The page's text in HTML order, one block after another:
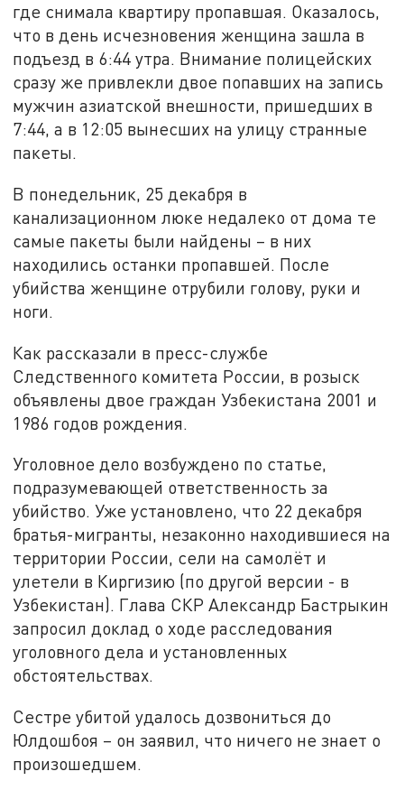
где снимала квартиру пропавшая. Оказалось,
что в день исчезновения женщина зашла в
подъезд в 6:44 утра. Внимание полицейских
сразу же привлекли двое попавших на запись
мужчин азиатской внешности, пришедших в
7:44, а в 12:05 вынесших на улицу странные
пакеты.
В понедельник, 25 декабря в
канализационном люке недалеко от дома те
самые пакеты были найдены – в них
находились останки пропавшей. После
убийства женщине отрубили голову, руки и
ноги.
Как рассказали в пресс-службе
Следственного комитета России, в розыск
объявлены двое граждан Узбекистана 2001 и
1986 годов рождения.
Уголовное дело возбуждено по статье,
подразумевающей ответственность за
убийство. Уже установлено, что 22 декабря
братья-мигранты, незаконно находившиеся на
территории России, сели на самолёт и
улетели в Киргизию (по другой версии - в
Узбекистан). Глава СКР Александр Бастрыкин
запросил доклад о ходе расследования
уголовного дела и установленных
обстоятельствах.
Сестре убитой удалось дозвониться до
Юлдошбоя – он заявил, что ничего не знает о
произошедшем.